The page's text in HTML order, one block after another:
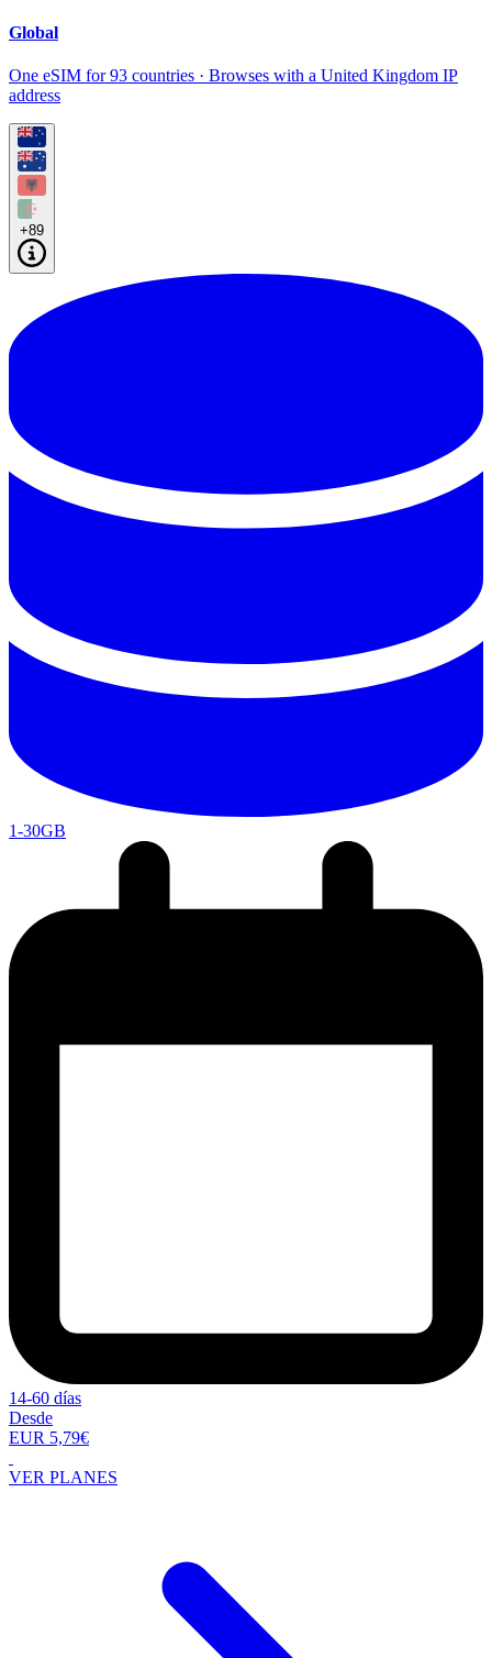
Global
One eSIM for 93 countries · Browses with a United Kingdom IP
address
+89
1-30GB
14-60 días
Desde
EUR 5,79€
VER PLANES